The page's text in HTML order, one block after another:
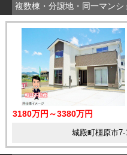
複数棟・分譲地・同一マンシ
3180万円～3380万円
城殿町橿原市